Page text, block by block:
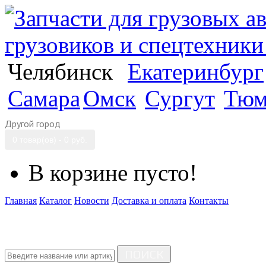
Челябинск
Екатеринбург
СамараОмск Сургут
Другой город
В корзине пусто!
Главная Каталог Новости Доставка и оплата Контакты